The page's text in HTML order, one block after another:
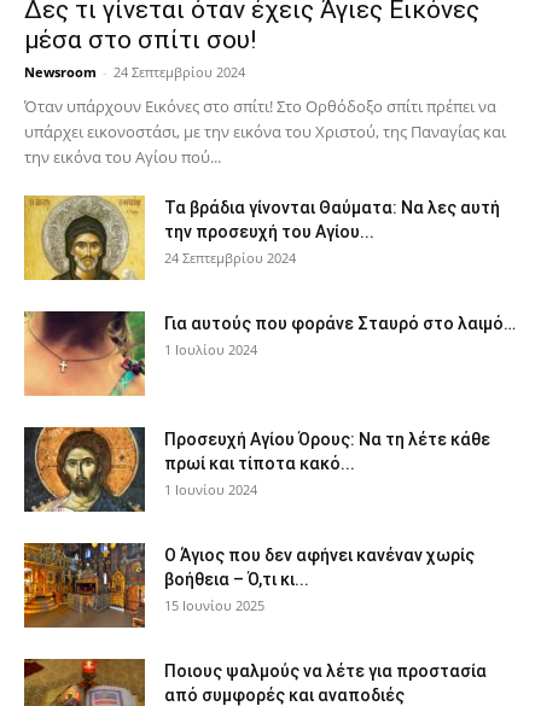
Δες τι γίνεται όταν έχεις Άγιες Εικόνες
μέσα στο σπίτι σου!
Newsroom - 24 Σεπτεμβρίου 2024
Όταν υπάρχουν Εικόνες στο σπίτι! Στο Ορθόδοξο σπίτι πρέπει να
υπάρχει εικονοστάσι, με την εικόνα του Χριστού, της Παν­αγίας και
την εικόνα του Αγίου πού...
Τα βράδια γίνονται Θαύματα: Να λες αυτή
την προσευχή του Αγίου...
24 Σεπτεμβρίου 2024
Για αυτούς που φοράνε Σταυρό στο λαιμό…
1 Ιουλίου 2024
Προσευχή Αγίου Όρους: Να τη λέτε κάθε
πρωί και τίποτα κακό...
1 Ιουνίου 2024
Ο Άγιος που δεν αφήνει κανέναν χωρίς
βοήθεια – Ό,τι κι...
15 Ιουνίου 2025
Ποιους ψαλμούς να λέτε για προστασία
από συμφορές και αναποδιές